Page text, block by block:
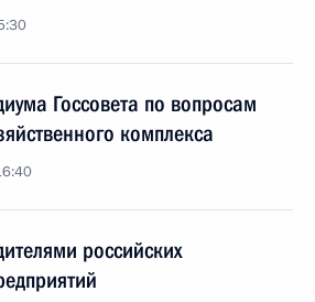
Госсовета по вопросам
комплекса
российских